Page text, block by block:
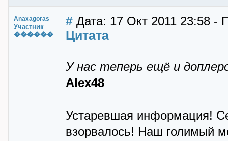
Anaxagoras
Участник
������
# Дата: 17 Окт 2011 23:58 -
Цитата
У нас теперь ещё и
Alex48
Устаревшая информация!
взорвалось! Наш голимый